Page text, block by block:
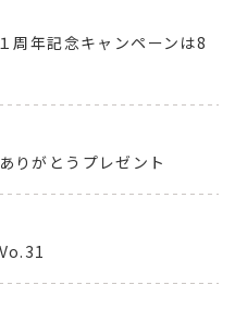
周年記念キャンペーンは8
りがとうプレゼント